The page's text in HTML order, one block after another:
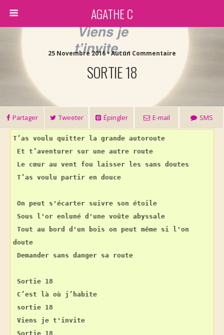
AGATHE C
25 Novembre 2016 • Aucun Commentaire
SORTIE 18
Partager Tweeter Épingler E-mail SMS
T’as voulu quitter la grande autoroute
Et t’aventurer sur une autre route
Le cœur au vent fou laisser les sans doutes
T’as voulu partir en douce
On peut s'écarter suivre son étoile
Sous l'or enluné d'une voûte abyssale
Tout au bord d'un bois on peut même si l'on
doute
Demander sans danger sa route
Sortie 18
C’est là où j’habite
sortie 18
Viens je t'invite
Sortie 18